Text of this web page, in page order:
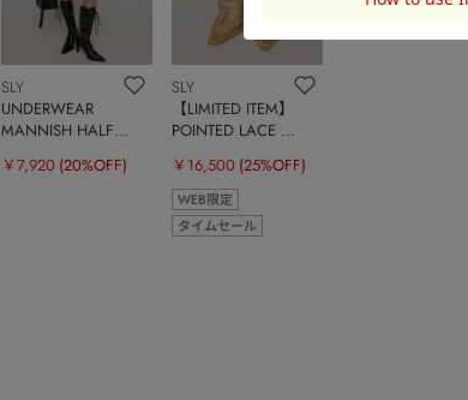
SLY
UNDERWEAR
MANNISH HALF
￥7,920 (20%OFF)
SLY
【LIMITED ITEM】
POINTED LACE UP
￥16,500 (25%OFF)
WEB限定
タイムセール